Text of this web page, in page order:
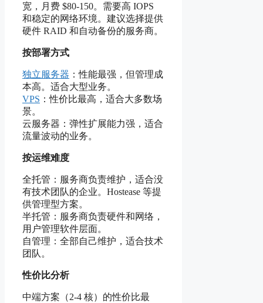
宽，月费 $80-150。需要高 IOPS
和稳定的网络环境。建议选择提供
硬件 RAID 和自动备份的服务商。
按部署方式
独立服务器 ：性能最强，但管理成
本高。适合大型业务。
VPS ：性价比最高，适合大多数场
景。
云服务器：弹性扩展能力强，适合
流量波动的业务。
按运维难度
全托管：服务商负责维护，适合没
有技术团队的企业。Hostease 等提
供管理型方案。
半托管：服务商负责硬件和网络，
用户管理软件层面。
自管理：全部自己维护，适合技术
团队。
性价比分析
中端方案（2-4 核）的性价比最